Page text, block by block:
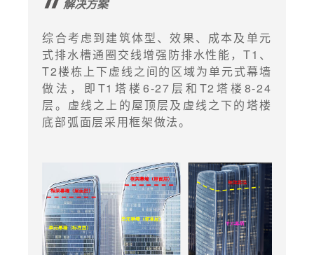
解决方案
综合考虑到建筑体型、效果、成本及单元
式排水槽通圈交线增强防排水性能，T1、
T2楼栋上下虚线之间的区域为单元式幕墙
做法，即T1塔楼6-27层和T2塔楼8-24
层。虚线之上的屋顶层及虚线之下的塔楼
底部弧面层采用框架做法。